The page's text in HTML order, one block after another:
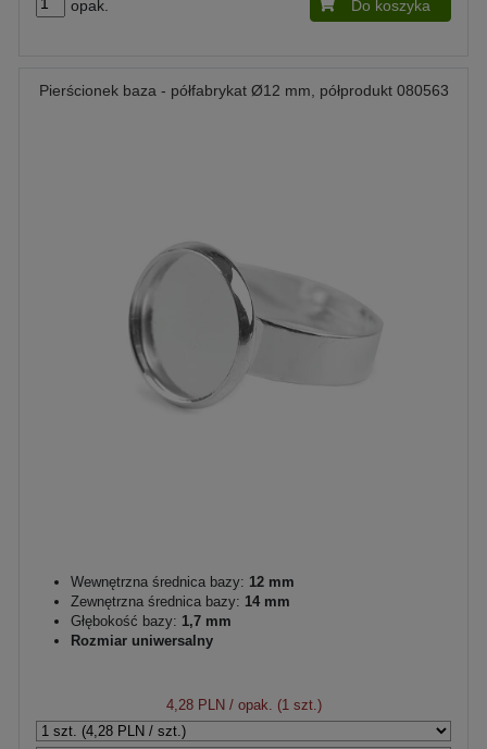
opak. Do koszyka
Pierścionek baza - półfabrykat Ø12 mm, półprodukt 080563
Wewnętrzna średnica bazy: 12 mm
Zewnętrzna średnica bazy: 14 mm
Głębokość bazy: 1,7 mm
Rozmiar uniwersalny
4,28 PLN/ opak. (1 szt.)